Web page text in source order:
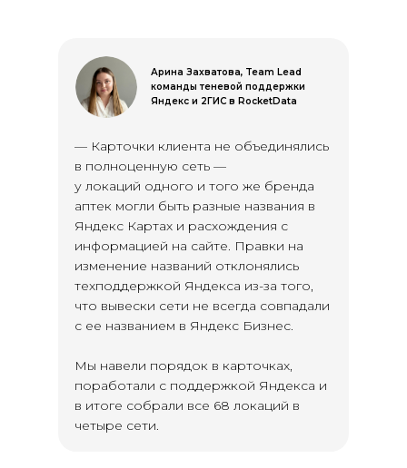
— Карточки клиента не объединялись
в полноценную сеть —
у локаций одного и того же бренда
аптек могли быть разные названия в
Яндекс Картах и расхождения с
информацией на сайте. Правки на
изменение названий отклонялись
техподдержкой Яндекса из-за того,
что вывески сети не всегда совпадали
с ее названием в Яндекс Бизнес.
Мы навели порядок в карточках,
поработали с поддержкой Яндекса и
в итоге собрали все 68 локаций в
четыре сети.
Арина Захватова, Team Lead
команды теневой поддержки
Яндекс и 2ГИС в RocketData